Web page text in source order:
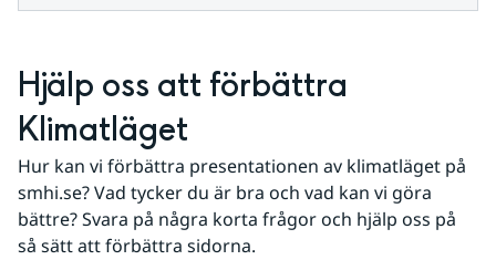
Hjälp oss att förbättra
Klimatläget
Hur kan vi förbättra presentationen av klimatläget på
smhi.se? Vad tycker du är bra och vad kan vi göra
bättre? Svara på några korta frågor och hjälp oss på
så sätt att förbättra sidorna.